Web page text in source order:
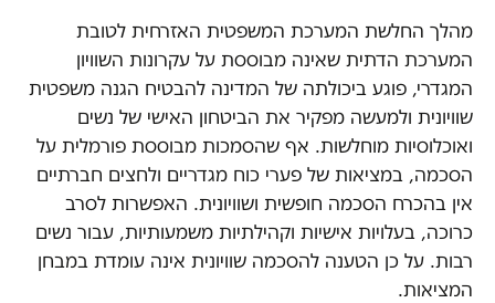
מהלך החלשת המערכת המשפטית האזרחית לטובת
המערכת הדתית שאינה מבוססת על עקרונות השוויון
המגדרי, פוגע ביכולתה של המדינה להבטיח הגנה משפטית
שוויונית ולמעשה מפקיר את הביטחון האישי של נשים
ואוכלוסיות מוחלשות. אף שהסמכות מבוססת פורמלית על
הסכמה, במציאות של פערי כוח מגדריים ולחצים חברתיים
אין בהכרח הסכמה חופשית ושוויונית. האפשרות לסרב
כרוכה, בעלויות אישיות וקהילתיות משמעותיות, עבור נשים
רבות. על כן הטענה להסכמה שוויונית אינה עומדת במבחן
המציאות.